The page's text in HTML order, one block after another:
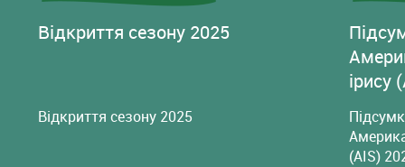
Відкриття сезону 2025
Відкриття сезону 2025
ірису
(AIS)